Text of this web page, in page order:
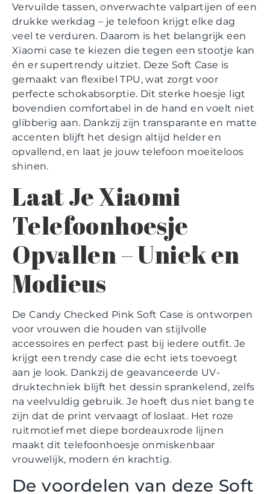
Vervuilde tassen, onverwachte valpartijen of een
drukke werkdag – je telefoon krijgt elke dag
veel te verduren. Daarom is het belangrijk een
Xiaomi case te kiezen die tegen een stootje kan
én er supertrendy uitziet. Deze Soft Case is
gemaakt van flexibel TPU, wat zorgt voor
perfecte schokabsorptie. Dit sterke hoesje ligt
bovendien comfortabel in de hand en voelt niet
glibberig aan. Dankzij zijn transparante en matte
accenten blijft het design altijd helder en
opvallend, en laat je jouw telefoon moeiteloos
shinen.
Laat Je Xiaomi
Telefoonhoesje
Opvallen – Uniek en
Modieus
De Candy Checked Pink Soft Case is ontworpen
voor vrouwen die houden van stijlvolle
accessoires en perfect past bij iedere outfit. Je
krijgt een trendy case die echt iets toevoegt
aan je look. Dankzij de geavanceerde UV-
druktechniek blijft het dessin sprankelend, zelfs
na veelvuldig gebruik. Je hoeft dus niet bang te
zijn dat de print vervaagt of loslaat. Het roze
ruitmotief met diepe bordeauxrode lijnen
maakt dit telefoonhoesje onmiskenbaar
vrouwelijk, modern én krachtig.
De voordelen van deze Soft